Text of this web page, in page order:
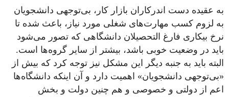
به عقیده دست اندرکاران بازار کار، بی‌توجهی دانشجویان
به لزوم کسب مهارت‌های شغلی مورد نیاز، باعث شده تا
نرخ بیکاری فارغ التحصیلان دانشگاهی که تصور می‌شود
باید در وضعیت خوبی باشد، بیشتر از سایر گروه‌ها است.
البته باید به جنبه دیگر این مشکل نیز توجه کرد که بیش از
«بی‌توجهی دانشجویان» اهمیت دارد و آن اینکه دانشگاه‌ها
اعم از دولتی و خصوصی و هم چنین دولت و بخش